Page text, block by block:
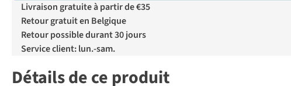
Livraison gratuite à partir de €35
Retour gratuit en Belgique
Retour possible durant 30 jours
Service client: lun.-sam.
Détails de ce produit